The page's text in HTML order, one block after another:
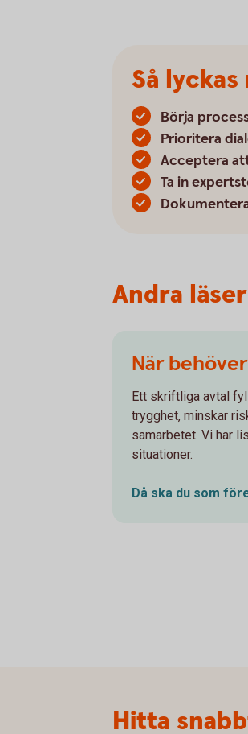
Så
Börja
Prioritera
Acceptera
Ta in
Andra
När
Ett skriftliga avtal
trygghet, minskar
samarbetet. Vi har
situationer.
Då ska du som
Hitta